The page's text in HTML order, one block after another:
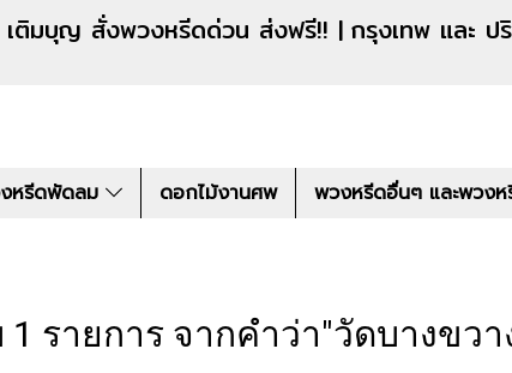
รีดด่วน ส่งฟรี!! | กรุงเทพ และ
หรีดพัดลม ดอกไม้งานศพ พวงหรีดอื่นๆ และพวงห
รายการ จากคำว่า"วัดบางขวา